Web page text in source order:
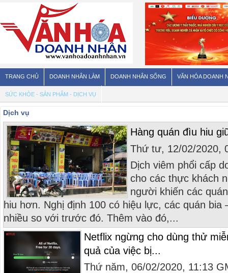
TRANG CHỦ DOANH NHÂN LÀM DOANH NHÂN SỐNG VĂN HÓA DOANH
SỨC KHỎE - SẢN PHẨM - DỊCH VỤ
Dịch vụ
Hàng quán đìu hiu
Thứ tư, 12/02/2020,
Dịch viêm phổi cấp
cho các thực khách
người khiến các
hiu hơn. Nghị định 100 có hiệu lực, các quán
nhiều so với trước đó. Thêm vào đó,...
Netflix ngừng cho dùng thử
quả của việc bị...
Thứ năm, 06/02/2020, 11:13